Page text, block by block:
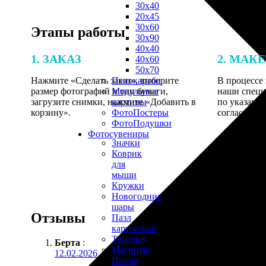
30х40
20х45
30х60
30х90
40х40
40х60
50х70
Пенокартон
Модульные
картины
ФотоПостеры
ФотоПодушки
Фотоcувениры
Значки
Коврик
для
мыши
Кружки
Новогодние
шары
Пазл
картонный
Тарелки
Магниты
Пазлы
Этапы работы
1. ЗАКАЗ
Нажмите «Сделать заказ», выберите
размер фотографий и тип бумаги,
загрузите снимки, нажмите «Добавить в
корзину».
2.
В процессе
наши
по
Отзывы
Берта :
12.02.2026